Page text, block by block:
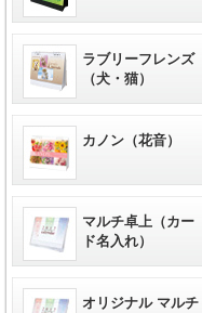
ラブリーフレンズ
（犬・猫）
カノン（花音）
マルチ卓上（カー
ド名入れ）
オリジナル マルチ